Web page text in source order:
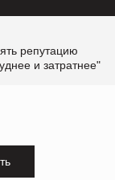
репутацию
и затратнее"